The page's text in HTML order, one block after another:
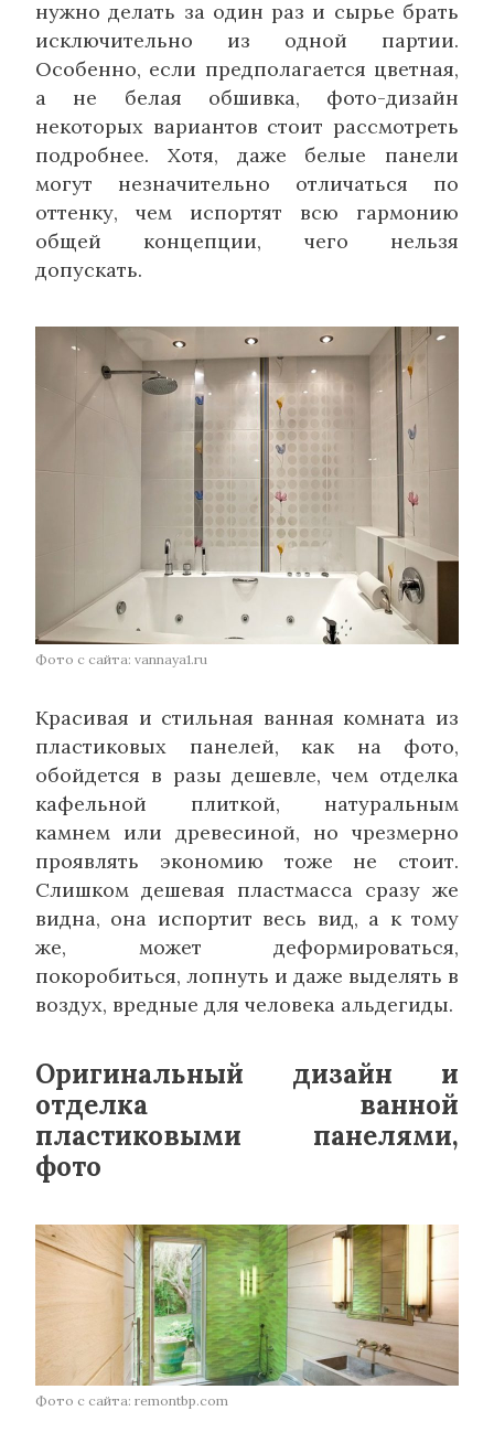
нужно делать за один раз и сырье брать
исключительно из одной партии.
Особенно, если предполагается цветная,
а не белая обшивка, фото-дизайн
некоторых вариантов стоит рассмотреть
подробнее. Хотя, даже белые панели
могут незначительно отличаться по
оттенку, чем испортят всю гармонию
общей концепции, чего нельзя
допускать.
Фото с сайта: vannaya1.ru
Красивая и стильная ванная комната из
пластиковых панелей, как на фото,
обойдется в разы дешевле, чем отделка
кафельной плиткой, натуральным
камнем или древесиной, но чрезмерно
проявлять экономию тоже не стоит.
Слишком дешевая пластмасса сразу же
видна, она испортит весь вид, а к тому
же, может деформироваться,
покоробиться, лопнуть и даже выделять в
воздух, вредные для человека альдегиды.
Оригинальный дизайн и
отделка ванной
пластиковыми панелями,
фото
Фото с сайта: remontbp.com